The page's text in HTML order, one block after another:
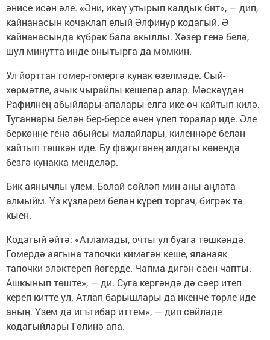
әнисе исән әле. «Әни, икәү утырып калдык бит», — дип,
кайнанасын кочаклап елый Әлфинур кодагый. Ә
кайнанасында күбрәк бала акыллы. Хәзер генә белә,
шул минутта инде онытырга да мөмкин.
Ул йорттан гомер-гомергә кунак өзелмәде. Сый-
хөрмәтле, ачык чырайлы кешеләр алар. Мәскәүдән
Рафилнең абыйлары-апалары елга ике-өч кайтып килә.
Туганнары белән бер-берсе өчен үлеп торалар иде. Әле
беркөнне генә абыйсы малайлары, киленнәре белән
кайтып төшкән иде. Бу фаҗиганең алдагы көнендә
безгә кунакка менделәр.
Бик аянычлы үлем. Болай сөйләп мин аны аңлата
алмыйм. Үз күзләрем белән күреп торгач, бигрәк тә
кыен.
Кодагый әйтә: «Атламады, очты ул буага төшкәндә.
Гомердә аягына тапочки кимәгән кеше, яланаяк
тапочки эләктереп йөгерде. Чапма дигән саен чапты.
Ашкынып төште», — ди. Суга кергәндә дә сәер итеп
кереп китте ул. Атлап барышлары да икенче төрле иде
аның. Үзем дә игътибар иттем», — дип сөйләде
кодагыйлары Гөлинә апа.